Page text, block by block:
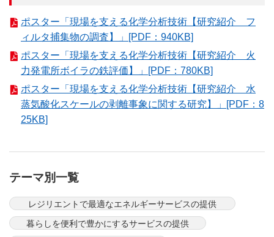
ポスター「現場を支える化学分析技術【研究紹介 フ
ィルタ捕集物の調査】」[PDF：940KB]
ポスター「現場を支える化学分析技術【研究紹介 火
力発電所ボイラの鉄評価】」[PDF：780KB]
ポスター「現場を支える化学分析技術【研究紹介 水
蒸気酸化スケールの剥離事象に関する研究】」[PDF：8
25KB]
テーマ別一覧
レジリエントで最適なエネルギーサービスの提供
暮らしを便利で豊かにするサービスの提供